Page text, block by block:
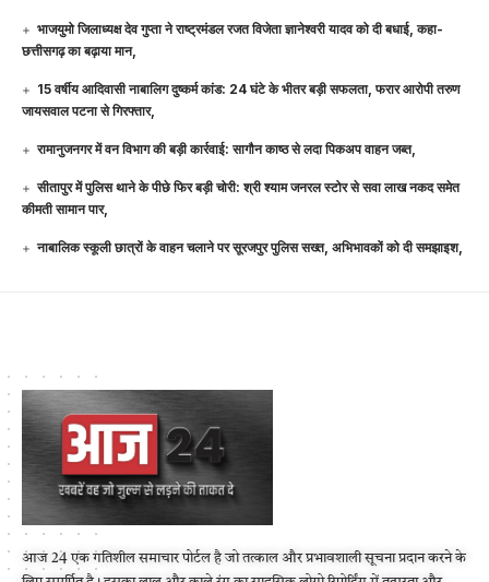
भाजयुमो जिलाध्यक्ष देव गुप्ता ने राष्ट्रमंडल रजत विजेता ज्ञानेश्वरी यादव को दी बधाई, कहा-
छत्तीसगढ़ का बढ़ाया मान,
15 वर्षीय आदिवासी नाबालिग दुष्कर्म कांड: 24 घंटे के भीतर बड़ी सफलता, फरार आरोपी तरुण
जायसवाल पटना से गिरफ्तार,
रामानुजनगर में वन विभाग की बड़ी कार्रवाई: सागौन काष्ठ से लदा पिकअप वाहन जब्त,
सीतापुर में पुलिस थाने के पीछे फिर बड़ी चोरी: श्री श्याम जनरल स्टोर से सवा लाख नकद समेत
कीमती सामान पार,
नाबालिक स्कूली छात्रों के वाहन चलाने पर सूरजपुर पुलिस सख्त, अभिभावकों को दी समझाइश,
आज 24 एक गतिशील समाचार पोर्टल है जो तत्काल और प्रभावशाली सूचना प्रदान करने के